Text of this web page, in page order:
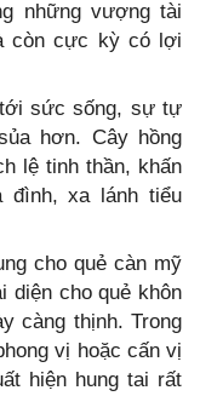
những vượng tài
còn cực kỳ có lợi
sức sống, sự tự
hơn. Cây hồng
lệ tinh thần, khấn
đình, xa lánh tiểu
cho quẻ càn mỹ
diện cho quẻ khôn
càng thịnh. Trong
vị hoặc cấn vị
hiện hung tai rất